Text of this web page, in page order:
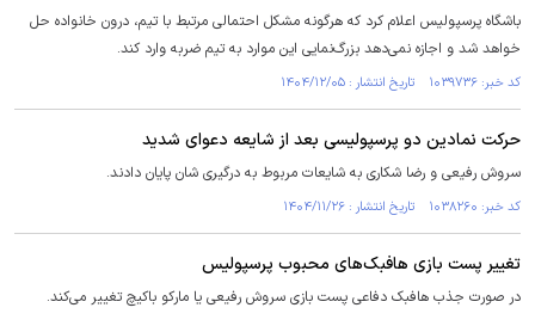
باشگاه پرسپولیس اعلام کرد که هرگونه مشکل احتمالی مرتبط با تیم، درون خانواده حل
خواهد شد و اجازه نمی‌دهد بزرگ‌نمایی این موارد به تیم ضربه وارد کند.
کد خبر: ۱۰۳۹۷۳۶ تاریخ انتشار : ۱۴۰۴/۱۲/۰۵
حرکت نمادین دو پرسپولیسی بعد از شایعه دعوای شدید
سروش رفیعی و رضا شکاری به شایعات مربوط به درگیری شان پایان دادند.
کد خبر: ۱۰۳۸۲۶۰ تاریخ انتشار : ۱۴۰۴/۱۱/۲۶
تغییر پست بازی هافبک‌های محبوب پرسپولیس
در صورت جذب هافبک دفاعی پست بازی سروش رفیعی یا مارکو باکیچ تغییر می‌کند.